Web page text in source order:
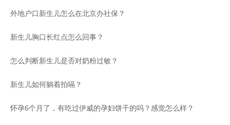
外地户口新生儿怎么在北京办社保？
新生儿胸口长红点怎么回事？
怎么判断新生儿是否对奶粉过敏？
新生儿如何躺着拍嗝？
怀孕6个月了，有吃过伊威的孕妇饼干的吗？感觉怎么样？